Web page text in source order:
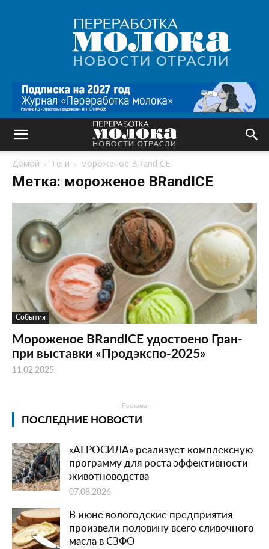
Переработка
молока
|
Новости
Домой Теги мороженое BRandICE
Метка: мороженое BRandICE
События
Мороженое BRandICE удостоено Гран-
при выставки «Продэкспо-2025»
11.02.2025
- Реклама -
ПОСЛЕДНИЕ НОВОСТИ
«АГРОСИЛА» реализует комплексную
программу для роста эффективности
животноводства
07.08.2026
В июне вологодские предприятия
произвели половину всего сливочного
масла в СЗФО